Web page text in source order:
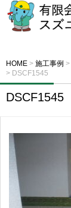
HOME > 施工事例 >
> DSCF1545
DSCF1545